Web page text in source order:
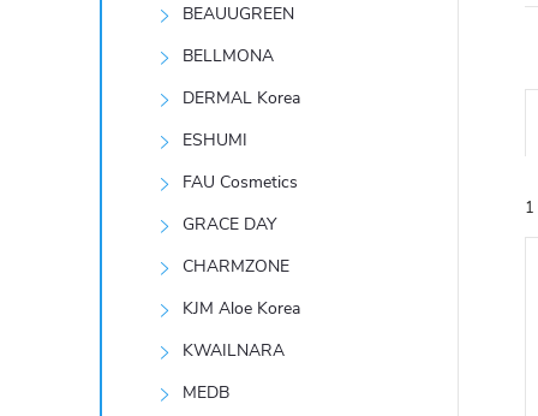
BEAUUGREEN
BELLMONA
DERMAL Korea
ESHUMI
FAU Cosmetics
GRACE DAY
CHARMZONE
KJM Aloe Korea
KWAILNARA
MEDB
a1